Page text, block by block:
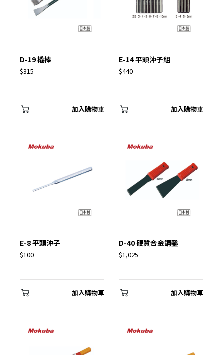
會員登入
建立專屬帳號
D-19 橇棒
$315
加入購物車
E-14 平頭沖子組
$440
加入購物車
E-8 平頭沖子
$100
加入購物車
D-40 硬質合金鋼鑿
$1,025
加入購物車